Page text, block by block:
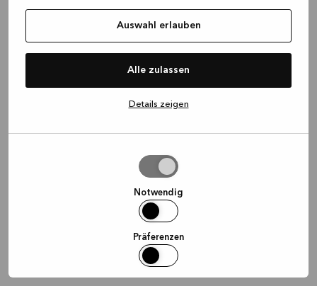
Auswahl erlauben
Alle zulassen
Details zeigen
Notwendig
Präferenzen